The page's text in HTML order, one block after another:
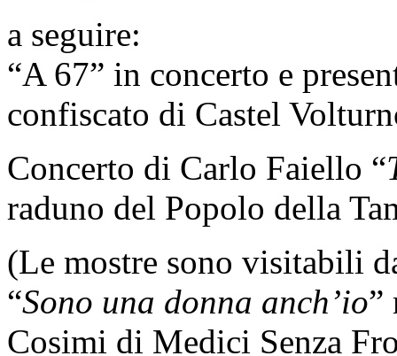
a seguire:
“A 67” in concerto e
confiscato di Castel
Concerto di Carlo Faiello “
raduno del Popolo della
(Le mostre sono visitabili
“Sono una donna anch’io”
Cosimi di Medici Senza